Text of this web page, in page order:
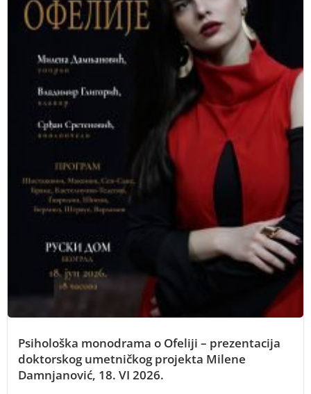
Psihološka monodrama o Ofeliji – prezentacija
doktorskog umetničkog projekta Milene
Damnjanović, 18. VI 2026.